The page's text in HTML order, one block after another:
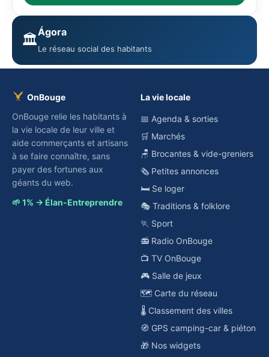
🏛️Ágora
Le réseau social des habitants
OnBouge
OnBouge relie les habitants à
la vie locale de leur ville et
aide commerçants et artisans
à se faire connaître, sans
payer des fortunes aux
géants du web.
🌱 1% → Élan-Entreprendre
La vie locale
📅 Agenda & sorties
🛒 Marchés
🪑 Brocantes & vide-greniers
🗞️ Petites annonces
🛏️ Se loger
🎭 Traditions & folklore
🏃 Sport
📻 Radio OnBouge
📺 TV OnBouge
🎮 Salle de jeux
🗺️ Carte du réseau
🌡️ Classement des villes
🧭 GPS camping-car & piéton
🎁 Nos widgets